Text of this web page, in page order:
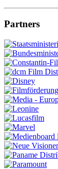
Partners